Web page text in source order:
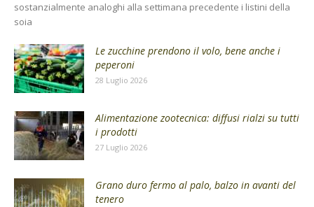
sostanzialmente analoghi alla settimana precedente i listini della
soia
Le zucchine prendono il volo, bene anche i
peperoni
28 Luglio 2026
Alimentazione zootecnica: diffusi rialzi su tutti
i prodotti
27 Luglio 2026
Grano duro fermo al palo, balzo in avanti del
tenero